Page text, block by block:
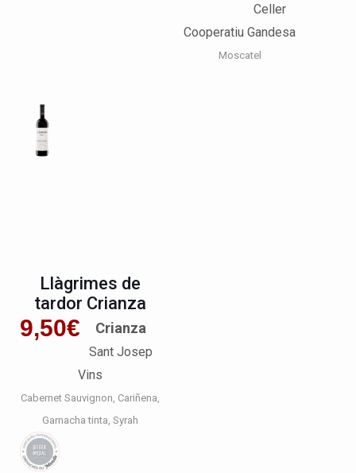
Celler
Cooperatiu Gandesa
Moscatel
Llàgrimes de
tardor Crianza
9,50€ Crianza
Sant Josep
Vins
Cabernet Sauvignon Cariñena
Garnacha tinta Syrah